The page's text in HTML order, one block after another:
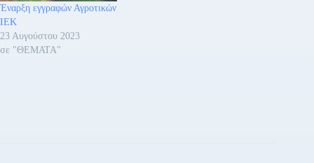
Έναρξη εγγραφών Αγροτικών
ΙΕΚ
23 Αυγούστου 2023
σε "ΘΕΜΑΤΑ"